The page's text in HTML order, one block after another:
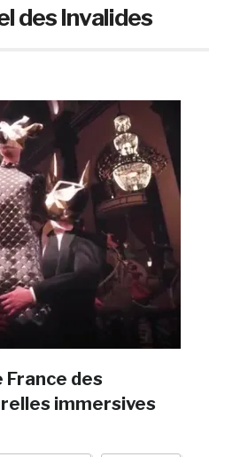
des Invalides
France des
immersives